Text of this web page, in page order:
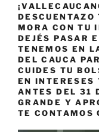
MORA CON TU
DEJÉS PASAR
TENEMOS EN
DEL CAUCA
CUIDES TU
EN INTERESES
ANTES DEL 31
GRANDE Y
TE CONTAMOS